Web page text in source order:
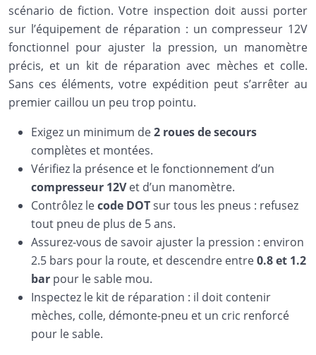
scénario de fiction. Votre inspection doit aussi porter
sur l’équipement de réparation : un compresseur 12V
fonctionnel pour ajuster la pression, un manomètre
précis, et un kit de réparation avec mèches et colle.
Sans ces éléments, votre expédition peut s’arrêter au
premier caillou un peu trop pointu.
Exigez un minimum de2 roues de secours
complètes et montées.
Vérifiez la présence et le fonctionnement d’un
compresseur 12Vet d’un manomètre.
Contrôlez lecode DOTsur tous les pneus : refusez
tout pneu de plus de 5 ans.
Assurez-vous de savoir ajuster la pression : environ
2.5 bars pour la route, et descendre entre0.8 et 1.2
bar pour le sable mou.
Inspectez le kit de réparation : il doit contenir
mèches, colle, démonte-pneu et un cric renforcé
pour le sable.